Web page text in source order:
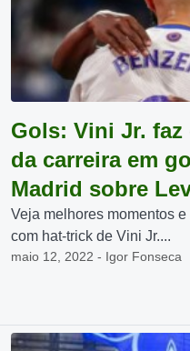
Gols: Vini Jr.
da carreira em
Madrid sobre
Veja melhores momentos
com hat-trick de Vini Jr....
maio 12, 2022 - Igor Fonseca